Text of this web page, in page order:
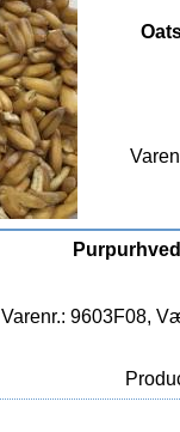
Varenr.: 9603F08,